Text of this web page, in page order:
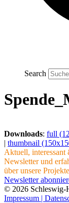
Search
Downloads: full
| thumbnail
Aktuell, interessant
Newsletter und
über unsere
Newsletter
© 2026 Schleswig-
Impressum |